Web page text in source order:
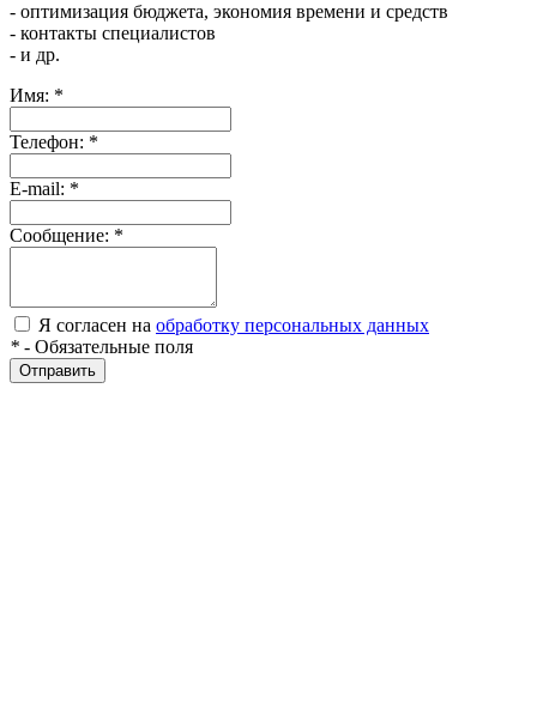
- оптимизация бюджета, экономия времени и средств
- контакты специалистов
- и др.
Имя: *
Телефон: *
E-mail: *
Сообщение: *
Я согласен на обработку персональных данных
* - Обязательные поля
Отправить